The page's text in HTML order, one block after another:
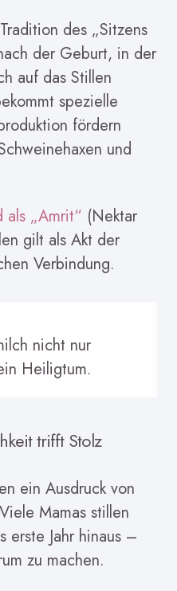
des „Sitzens
der Geburt, in der
auf das Stillen
spezielle
fördern
und
als „Amrit“ (Nektar
gilt als Akt der
Verbindung.
nicht nur
Heiligtum.
trifft Stolz
ein Ausdruck von
Mamas stillen
erste Jahr hinaus –
zu machen.